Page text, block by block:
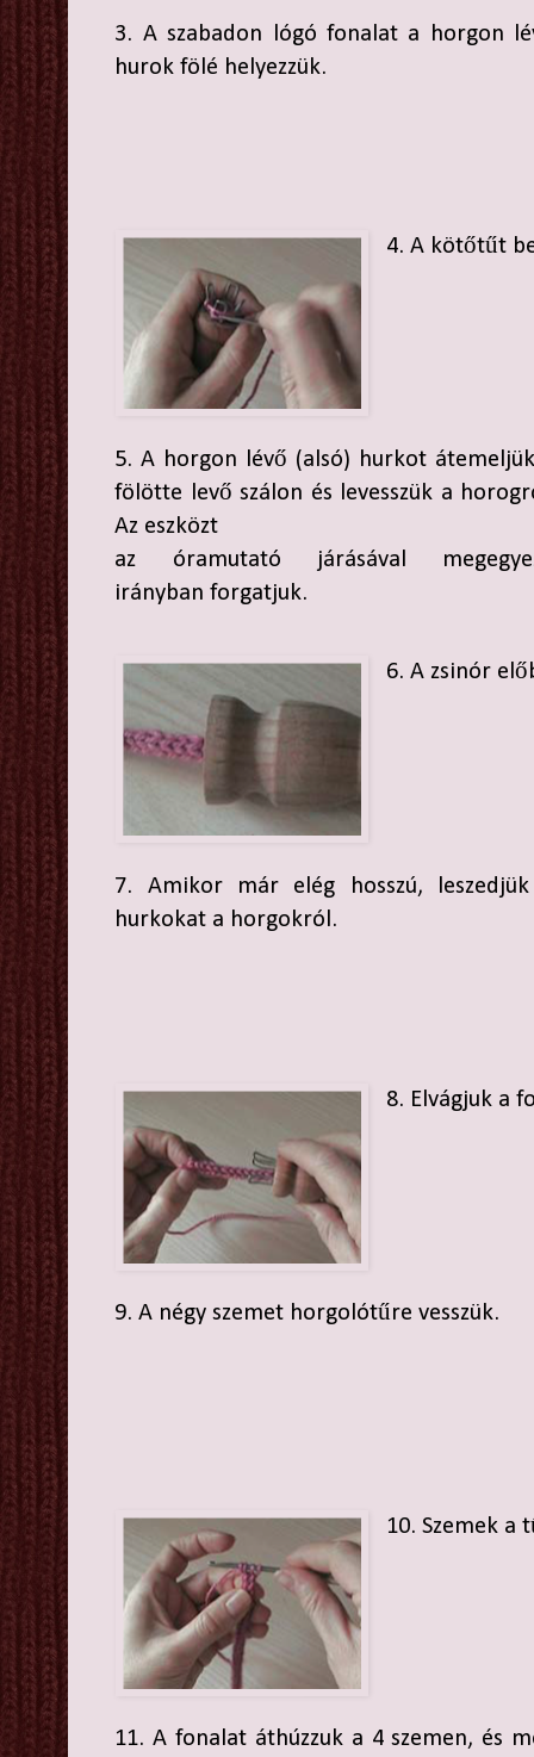
3. A szabadon lógó fonalat a horgon
hurok fölé helyezzük.
4. A kötőtűt
5. A horgon lévő (alsó) hurkot
fölötte levő szálon és levesszük a
Az eszközt
az óramutató járásával
irányban forgatjuk.
6. A zsinór
7. Amikor már elég hosszú,
hurkokat a horgokról.
8. Elvágjuk a
9. A négy szemet horgolótűre vesszük.
10. Szemek a
11. A fonalat áthúzzuk a 4 szemen, és